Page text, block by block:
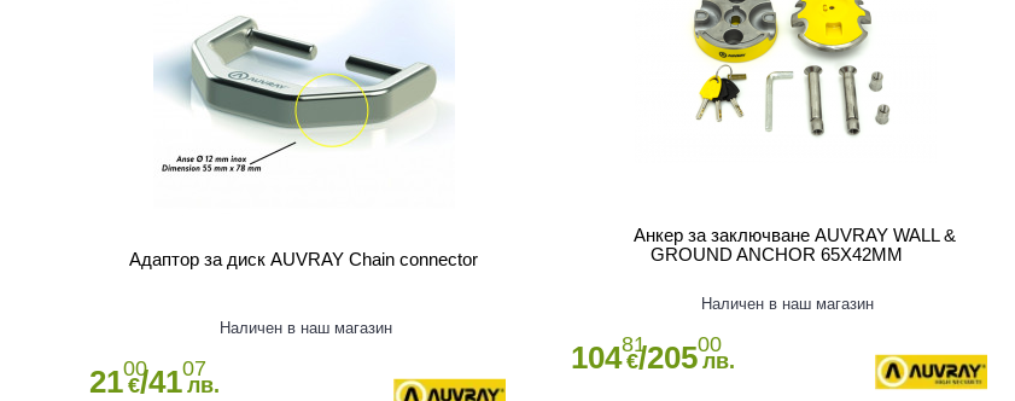
Адаптор за диск AUVRAY Chain connector
Наличен в наш магазин
2100
€/4107
лв.
Анкер за заключване AUVRAY WALL &
GROUND ANCHOR 65X42MM
Наличен в наш магазин
10481
€/20500
лв.